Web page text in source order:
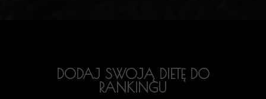
DODAJ SWOJĄ DIETĘ DO
RANKINGU